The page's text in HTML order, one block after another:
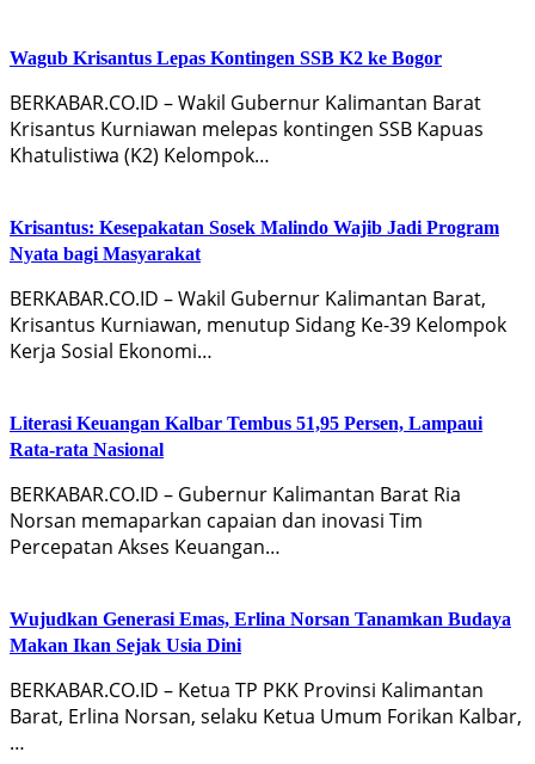
Wagub Krisantus Lepas Kontingen SSB K2 ke Bogor
BERKABAR.CO.ID – Wakil Gubernur Kalimantan Barat
Krisantus Kurniawan melepas kontingen SSB Kapuas
Khatulistiwa (K2) Kelompok…
Krisantus: Kesepakatan Sosek Malindo Wajib Jadi Program
Nyata bagi Masyarakat
BERKABAR.CO.ID – Wakil Gubernur Kalimantan Barat,
Krisantus Kurniawan, menutup Sidang Ke-39 Kelompok
Kerja Sosial Ekonomi…
Literasi Keuangan Kalbar Tembus 51,95 Persen, Lampaui
Rata-rata Nasional
BERKABAR.CO.ID – Gubernur Kalimantan Barat Ria
Norsan memaparkan capaian dan inovasi Tim
Percepatan Akses Keuangan…
Wujudkan Generasi Emas, Erlina Norsan Tanamkan Budaya
Makan Ikan Sejak Usia Dini
BERKABAR.CO.ID – Ketua TP PKK Provinsi Kalimantan
Barat, Erlina Norsan, selaku Ketua Umum Forikan Kalbar,
…